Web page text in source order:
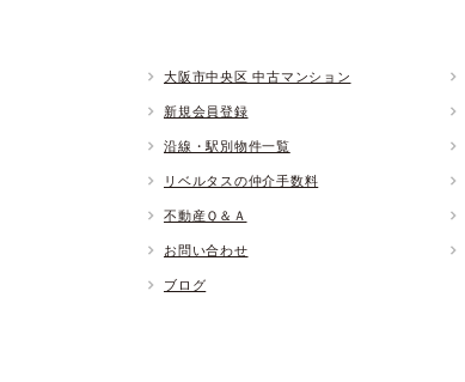
大阪市中央区 中古マンション
新規会員登録
沿線・駅別物件一覧
リベルタスの仲介手数料
不動産Ｑ＆Ａ
お問い合わせ
ブログ